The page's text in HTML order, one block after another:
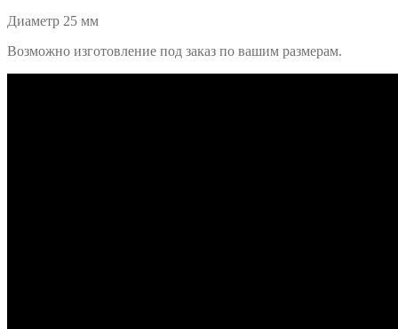
Диаметр 25 мм
Возможно изготовление под заказ по вашим размерам.